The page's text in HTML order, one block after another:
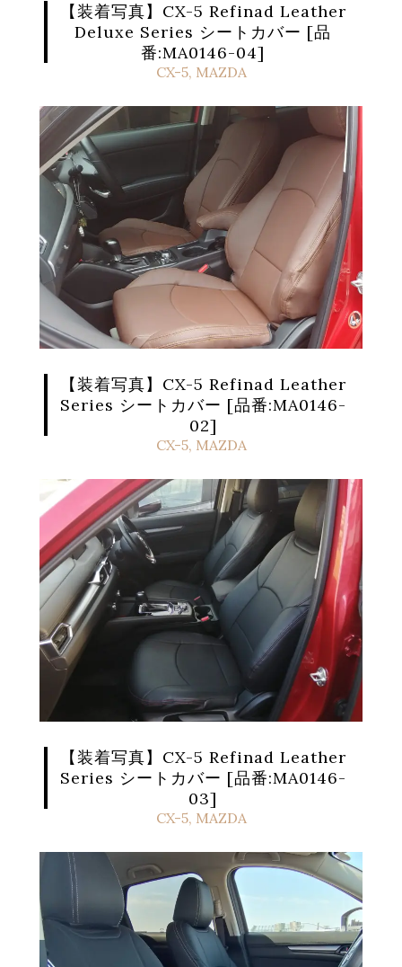
【装着写真】CX-5 Refinad Leather
Deluxe Series シートカバー [品
番:MA0146-04]
CX-5, MAZDA
【装着写真】CX-5 Refinad Leather
Series シートカバー [品番:MA0146-
02]
CX-5, MAZDA
【装着写真】CX-5 Refinad Leather
Series シートカバー [品番:MA0146-
03]
CX-5, MAZDA